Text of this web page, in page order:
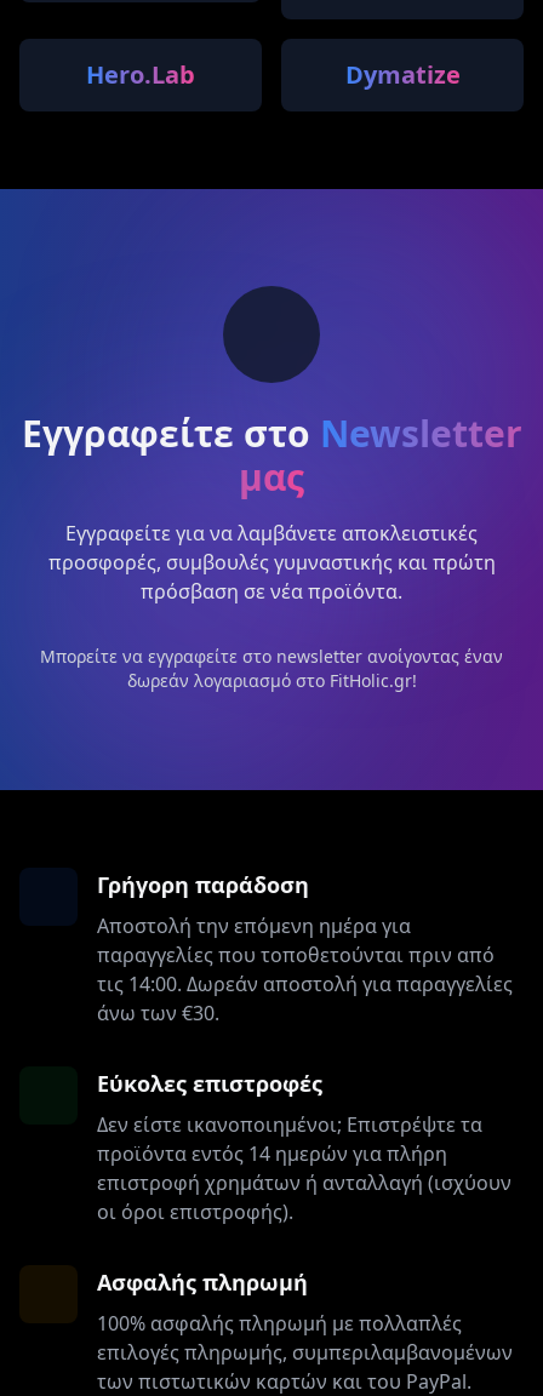
Hero.Lab Dymatize
Εγγραφείτε στο Newsletter
μας
Εγγραφείτε για να λαμβάνετε αποκλειστικές
προσφορές, συμβουλές γυμναστικής και πρώτη
πρόσβαση σε νέα προϊόντα.
Μπορείτε να εγγραφείτε στο newsletter ανοίγοντας έναν
δωρεάν λογαριασμό στο FitHolic.gr!
Γρήγορη παράδοση
Αποστολή την επόμενη ημέρα για
παραγγελίες που τοποθετούνται πριν από
τις 14:00. Δωρεάν αποστολή για παραγγελίες
άνω των €30.
Εύκολες επιστροφές
Δεν είστε ικανοποιημένοι; Επιστρέψτε τα
προϊόντα εντός 14 ημερών για πλήρη
επιστροφή χρημάτων ή ανταλλαγή (ισχύουν
οι όροι επιστροφής).
Ασφαλής πληρωμή
100% ασφαλής πληρωμή με πολλαπλές
επιλογές πληρωμής, συμπεριλαμβανομένων
των πιστωτικών καρτών και του PayPal.